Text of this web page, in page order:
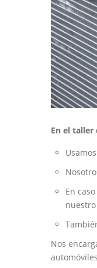
En el taller
En
Nos